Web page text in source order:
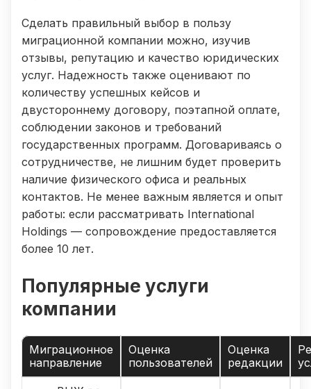
Сделать правильный выбор в пользу
миграционной компании можно, изучив
отзывы, репутацию и качество юридических
услуг. Надежность также оценивают по
количеству успешных кейсов и
двустороннему договору, поэтапной оплате,
соблюдении законов и требований
государственных программ. Договариваясь о
сотрудничестве, не лишним будет проверить
наличие физического офиса и реальных
контактов. Не менее важным является и опыт
работы: если рассматривать International
Holdings — сопровождение предоставляется
более 10 лет.
Популярные услуги
компании
Миграционное
направление
Оценка
пользователей
Оценка
редакции